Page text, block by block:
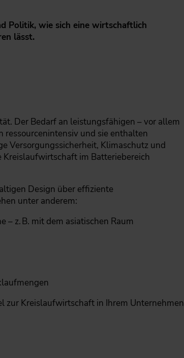
Politik, wie sich eine wirtschaftlich
lässt.
Der Bedarf an leistungsfähigen – vor allem
und sie enthalten
Versorgungssicherheit, Klimaschutz und
im Batteriebereich
Design über effiziente
unter anderem:
z. B. mit dem asiatischen Raum
zur Kreislaufwirtschaft in Ihrem Unternehmen